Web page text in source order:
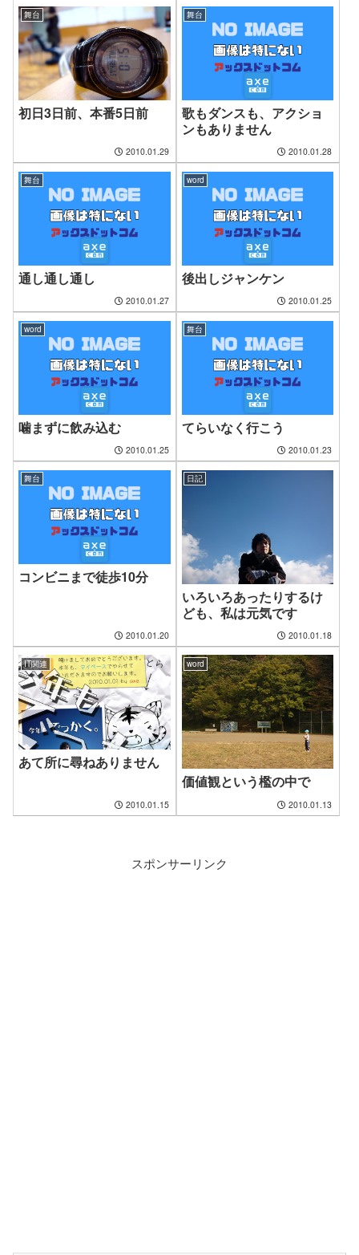
舞台
初日3日前、本番5日前
2010.01.29
舞台
歌もダンスも、アクショ
ンもありません
2010.01.28
舞台
通し通し通し
2010.01.27
word
後出しジャンケン
2010.01.25
word
噛まずに飲み込む
2010.01.25
舞台
てらいなく行こう
2010.01.23
舞台
コンビニまで徒歩10分
2010.01.20
日記
いろいろあったりするけ
ども、私は元気です
2010.01.18
IT関連
あて所に尋ねありません
2010.01.15
word
価値観という檻の中で
2010.01.13
スポンサーリンク